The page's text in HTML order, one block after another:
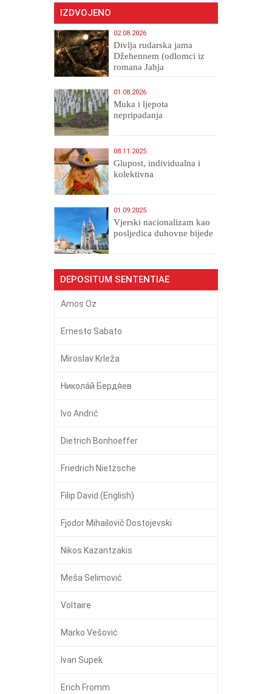
IZDVOJENO
02.08.2026
Divlja rudarska jama
Džehennem (odlomci iz
romana Jahja
01.08.2026
Muka i ljepota
nepripadanja
08.11.2025
Glupost, individualna i
kolektivna
01.09.2025
​Vjerski nacionalizam kao
posljedica duhovne bijede
DEPOSITUM SENTENTIAE
Amos Oz
Ernesto Sabato
Miroslav Krleža
Никола́й Бердя́ев
Ivo Andrić
Dietrich Bonhoeffer
Friedrich Nietzsche
Filip David (English)
Fjodor Mihailovič Dostojevski
Nikos Kazantzakis
Meša Selimović
Voltaire
Marko Vešović
Ivan Supek
Erich Fromm